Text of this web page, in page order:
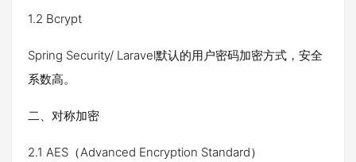
1.2 Bcrypt
Spring Security/ Laravel默认的用户密码加密方式，安全
系数高。
二、对称加密
2.1 AES（Advanced Encryption Standard）